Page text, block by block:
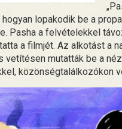
lopakodik be a
Pasha a felvételekkel
a filmjét. Az alkotást a
mutatták be a
közönségtalálkozókon